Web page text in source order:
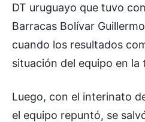
DT uruguayo que tuvo
Barracas Bolívar
cuando los resultados
situación del equipo en la
Luego, con el interinato
el equipo repuntó, se